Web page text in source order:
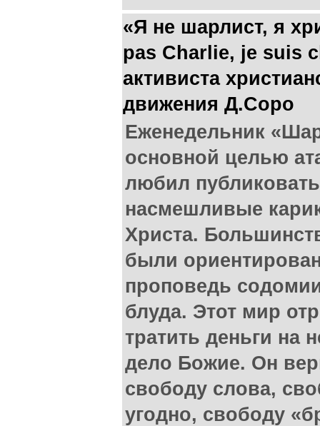
«Я не шарлист, я
pas Charlie, je suis
активиста
движения Д.Соро
Еженедельник
основной целью
любил
насмешливые
Христа.
были
проповедь
блуда. Этот мир
тратить деньги на
дело Божие. Он
свободу слова,
угодно, свободу